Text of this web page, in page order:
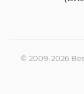
© 2009-2026